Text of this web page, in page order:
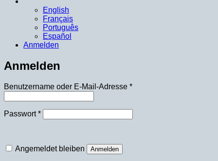
English
Français
Português
Español
Anmelden
Anmelden
Benutzername oder E-Mail-Adresse *Erforderlich
Passwort*Erforderlich
Angemeldet bleiben Anmelden